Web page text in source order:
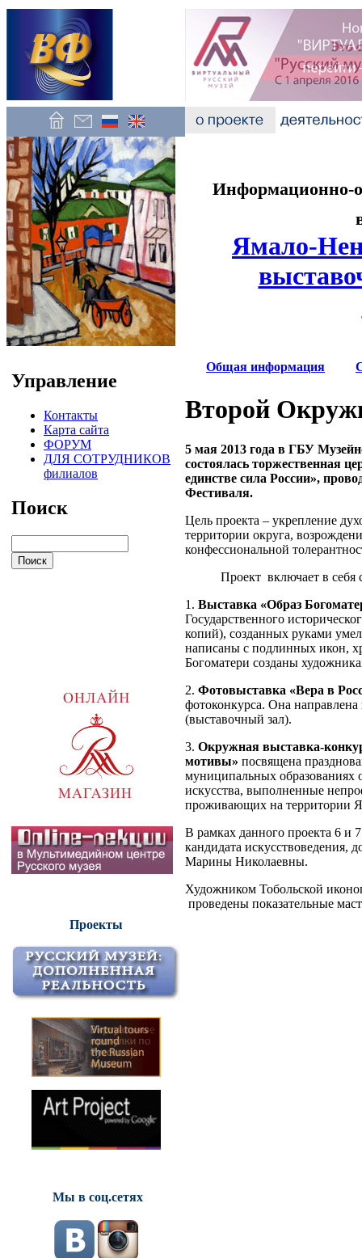
Управление
Контакты
Карта сайта
ФОРУМ
ДЛЯ СОТРУДНИКОВ
филиалов
Поиск
Проекты
Мы в соц.сетях
Информационно-
Ямало-
Общая информация
Второй
5 мая 2013 года в ГБУ
состоялась торжественная
единстве сила России»,
Фестиваля.
Цель проекта – укрепление
территории округа,
конфессиональной
Проект включает в
1. Выставка «Образ
Государственного
копий), созданных руками
написаны с подлинных икон,
Богоматери созданы
2. Фотовыставка «Вера в
фотоконкурса. Она
(выставочный зал).
3. Окружная выставка-
мотивы» посвящена
муниципальных образованиях
искусства, выполненные
проживающих на территории
В рамках данного проекта 6 и
кандидата
Марины Николаевны.
Художником Тобольской
проведены показательные